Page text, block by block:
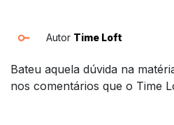
Autor Time Loft
Bateu aquela dúvida na
nos comentários que o Time